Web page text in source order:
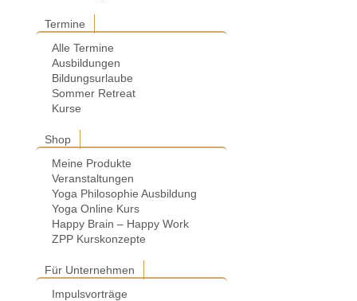
Termine
Alle Termine
Ausbildungen
Bildungsurlaube
Sommer Retreat
Kurse
Shop
Meine Produkte
Veranstaltungen
Yoga Philosophie Ausbildung
Yoga Online Kurs
Happy Brain – Happy Work
ZPP Kurskonzepte
Für Unternehmen
Impulsvorträge